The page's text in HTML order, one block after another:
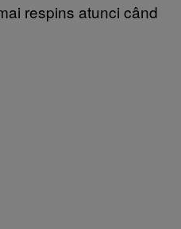
respins atunci când